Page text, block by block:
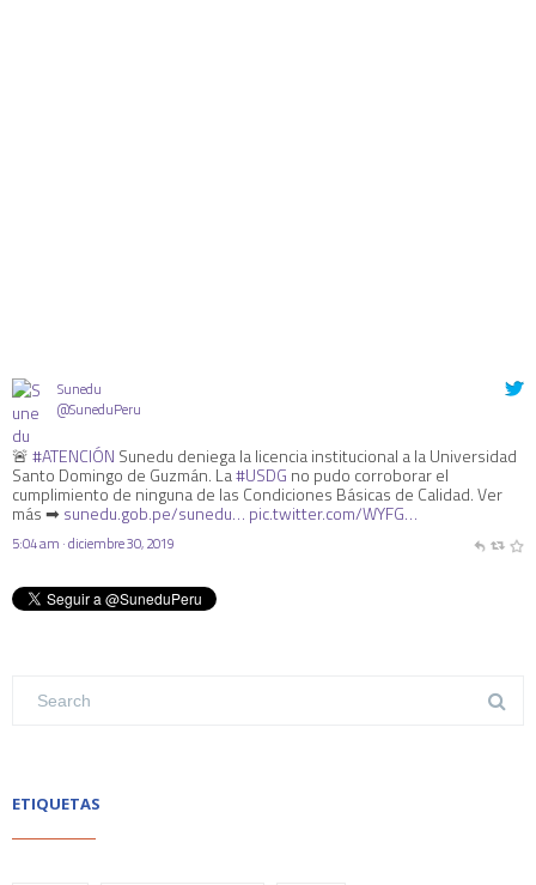
Sunedu
@SuneduPeru
🚨#ATENCIÓN Sunedu deniega la licencia institucional a la Universidad
Santo Domingo de Guzmán. La#USDG no pudo corroborar el
cumplimiento de ninguna de las Condiciones Básicas de Calidad. Ver
más ➡ sunedu.gob.pe/sunedu… pic.twitter.com/WYFG…
5:04 am · diciembre 30, 2019
ETIQUETAS